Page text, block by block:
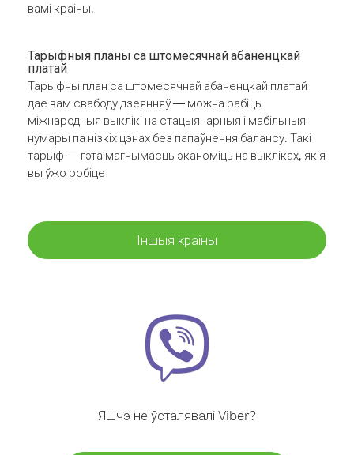
вамі краіны.
Тарыфныя планы са штомесячнай абаненцкай
платай
Тарыфны план са штомесячнай абаненцкай платай
дае вам свабоду дзеянняў — можна рабіць
міжнародныя выклікі на стацыянарныя і мабільныя
нумары па нізкіх цэнах без папаўнення балансу. Такі
тарыф — гэта магчымасць эканоміць на выкліках, якія
вы ўжо робіце
Іншыя краіны
Яшчэ не ўсталявалі Viber?